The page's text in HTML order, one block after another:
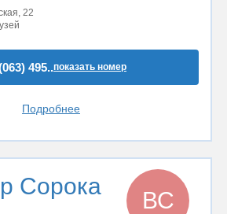
22
495..показать номер
Подробнее
Сорока
ВС